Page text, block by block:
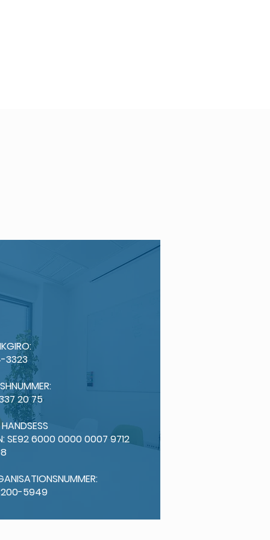
3323
20 75
SE92 6000 0000 0007 9712
5949